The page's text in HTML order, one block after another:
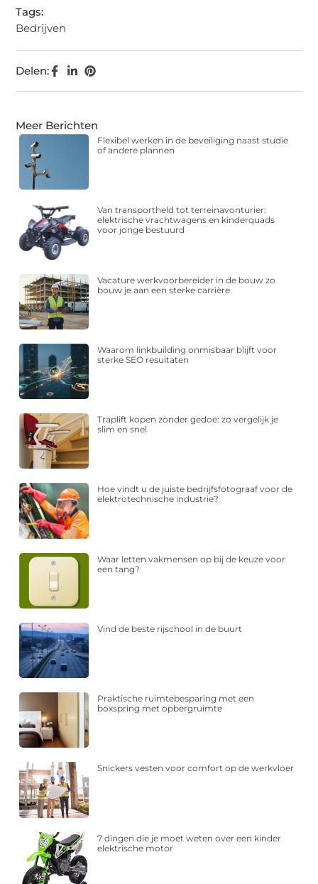
Tags:
Bedrijven
Delen:
Meer Berichten
Flexibel werken in de beveiliging naast studie
of andere plannen
Van transportheld tot terreinavonturier:
elektrische vrachtwagens en kinderquads
voor jonge bestuurd
Vacature werkvoorbereider in de bouw zo
bouw je aan een sterke carrière
Waarom linkbuilding onmisbaar blijft voor
sterke SEO resultaten
Traplift kopen zonder gedoe: zo vergelijk je
slim en snel
Hoe vindt u de juiste bedrijfsfotograaf voor de
elektrotechnische industrie?
Waar letten vakmensen op bij de keuze voor
een tang?
Vind de beste rijschool in de buurt
Praktische ruimtebesparing met een
boxspring met opbergruimte
Snickers vesten voor comfort op de werkvloer
7 dingen die je moet weten over een kinder
elektrische motor